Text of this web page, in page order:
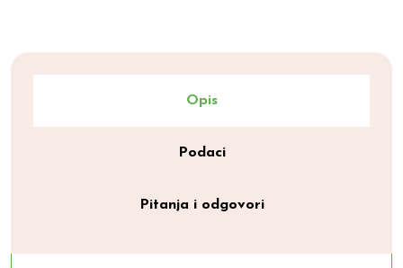
Opis
Podaci
Pitanja i odgovori